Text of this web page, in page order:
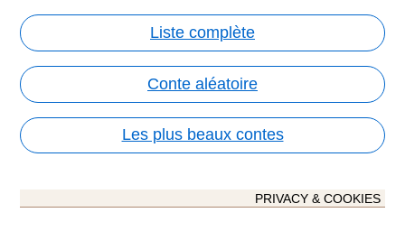
Liste complète
Conte aléatoire
Les plus beaux contes
PRIVACY & COOKIES